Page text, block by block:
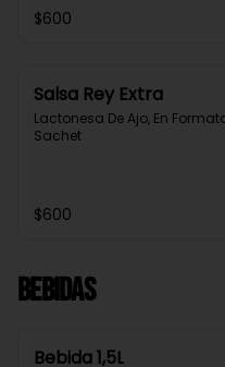
$600
Salsa Rey Extra
Lactonesa De Ajo, En
Sachet
$600
Bebidas
Bebida 1,5L